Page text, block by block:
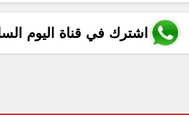
اشترك في قناة اليوم